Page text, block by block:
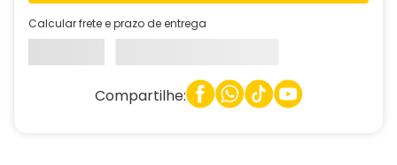
Calcular frete e prazo de entrega
Compartilhe: